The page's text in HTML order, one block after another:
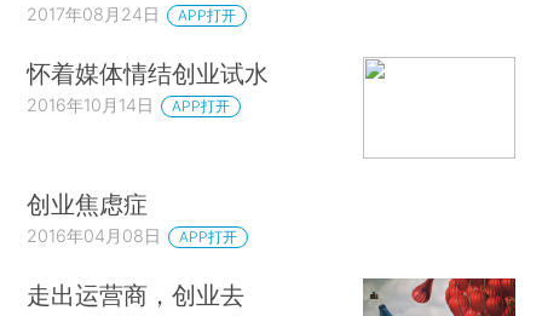
2017年08月24日 APP打开
怀着媒体情结创业试水
2016年10月14日 APP打开
创业焦虑症
2016年04月08日 APP打开
走出运营商，创业去